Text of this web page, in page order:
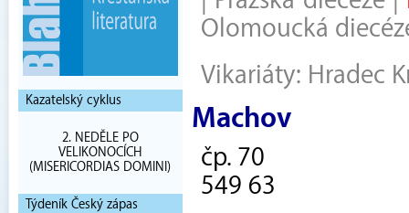
Kazatelský cyklus
2. NEDĚLE PO
VELIKONOCÍCH
(MISERICORDIAS DOMINI)
Týdeník Český zápas
Olomoucká
Vikariáty: Hradec
Machov
čp. 70
549 63